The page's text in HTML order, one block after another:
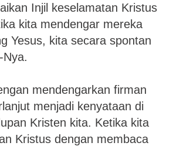
Injil keselamatan Kristus
kita mendengar mereka
Yesus, kita secara spontan
Nya.
mendengarkan firman
menjadi kenyataan di
Kristen kita. Ketika kita
Kristus dengan membaca